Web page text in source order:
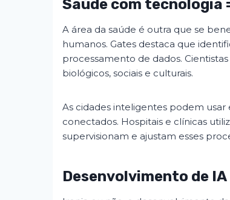
Saúde com tecnologia
A área da saúde é outra que se
humanos. Gates destaca que
processamento de dados.
biológicos, sociais e culturais.
As cidades inteligentes podem usar
conectados. Hospitais e clínicas
supervisionam e ajustam esses
Desenvolvimento de IA